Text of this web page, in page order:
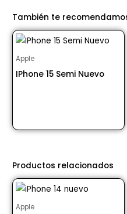
También te
Apple
IPhone 15 Semi Nuevo
Productos relacionados
Apple